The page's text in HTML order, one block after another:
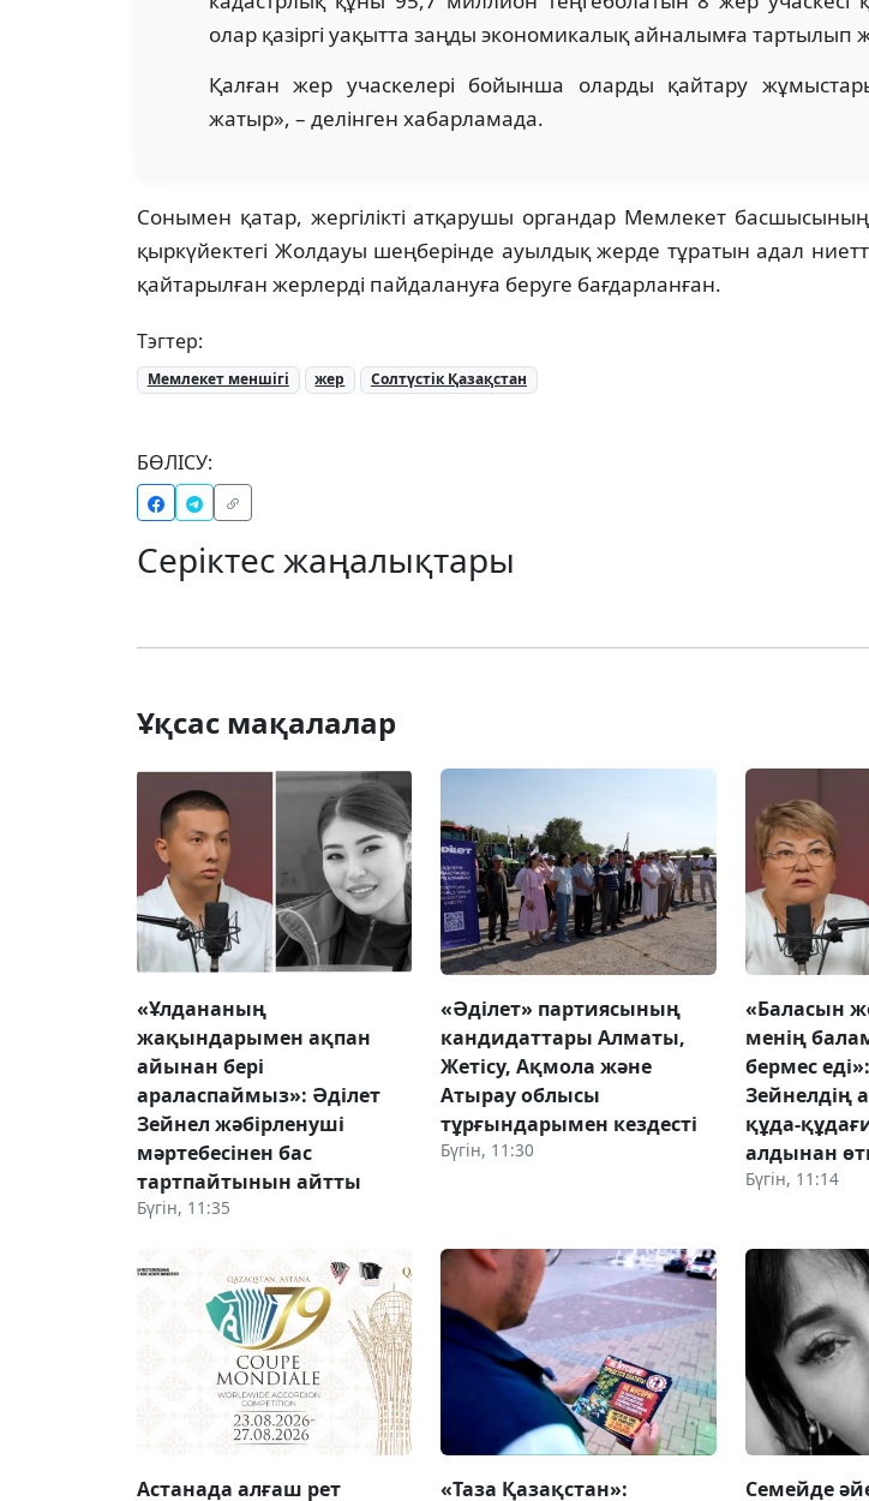
олар қазіргі уақытта заңды экономикалық айналымға тартылып
Қалған жер учаскелері бойынша оларды қайтару
жатыр», – делінген хабарламада.
Сонымен қатар, жергілікті атқарушы органдар Мемлекет
қыркүйектегі Жолдауы шеңберінде ауылдық жерде тұратын адал ниетті
қайтарылған жерлерді пайдалануға беруге бағдарланған.
Тэгтер:
Мемлекет меншігі жер Солтүстік Қазақстан
БӨЛІСУ:
Серіктес жаңалықтары
Ұқсас мақалалар
«Ұлдананың
жақындарымен ақпан
айынан бері
араласпаймыз»: Әділет
Зейнел жәбірленуші
мәртебесінен бас
тартпайтынын айтты
Бүгін, 11:35
«Әділет» партиясының
кандидаттары Алматы,
Жетісу, Ақмола және
Атырау облысы
тұрғындарымен кездесті
Бүгін, 11:30
«Баласын
менің
бермес
Зейнелдің
құда-
алдынан
Бүгін, 11:14
Астанада алғаш рет «Таза Қазақстан»: Семейде